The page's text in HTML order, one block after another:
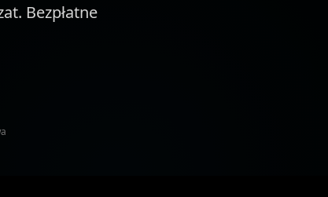
Bezpłatne